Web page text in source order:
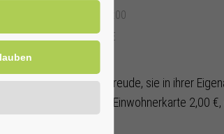
17.09.2025, 15:00
ORT: KURHALLE
immer eine große Freude, sie in ihrer
Mit Kur-/Einwohnerkarte 2,00